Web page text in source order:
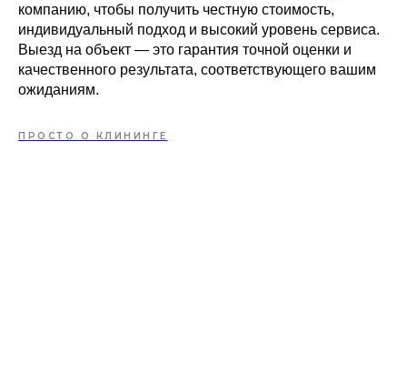
компанию, чтобы получить честную стоимость,
индивидуальный подход и высокий уровень сервиса.
Выезд на объект — это гарантия точной оценки и
качественного результата, соответствующего вашим
ожиданиям.
ПРОСТО О КЛИНИНГЕ